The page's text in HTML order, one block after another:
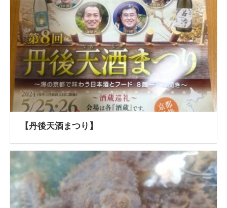
【丹後天酒まつり】